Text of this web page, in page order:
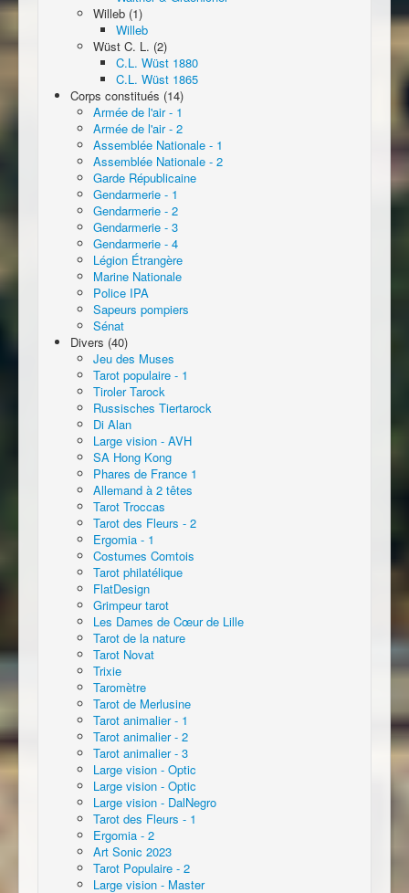
Willeb (1)
Willeb
Wüst C. L. (2)
C.L. Wüst 1880
C.L. Wüst 1865
Corps constitués (14)
Armée de l'air - 1
Armée de l'air - 2
Assemblée Nationale - 1
Assemblée Nationale - 2
Garde Républicaine
Gendarmerie - 1
Gendarmerie - 2
Gendarmerie - 3
Gendarmerie - 4
Légion Étrangère
Marine Nationale
Police IPA
Sapeurs pompiers
Sénat
Divers (40)
Jeu des Muses
Tarot populaire - 1
Tiroler Tarock
Russisches Tiertarock
Di Alan
Large vision - AVH
SA Hong Kong
Phares de France 1
Allemand à 2 têtes
Tarot Troccas
Tarot des Fleurs - 2
Ergomia - 1
Costumes Comtois
Tarot philatélique
FlatDesign
Grimpeur tarot
Les Dames de Cœur de Lille
Tarot de la nature
Tarot Novat
Trixie
Taromètre
Tarot de Merlusine
Tarot animalier - 1
Tarot animalier - 2
Tarot animalier - 3
Large vision - Optic
Large vision - Optic
Large vision - DalNegro
Tarot des Fleurs - 1
Ergomia - 2
Art Sonic 2023
Tarot Populaire - 2
Large vision - Master